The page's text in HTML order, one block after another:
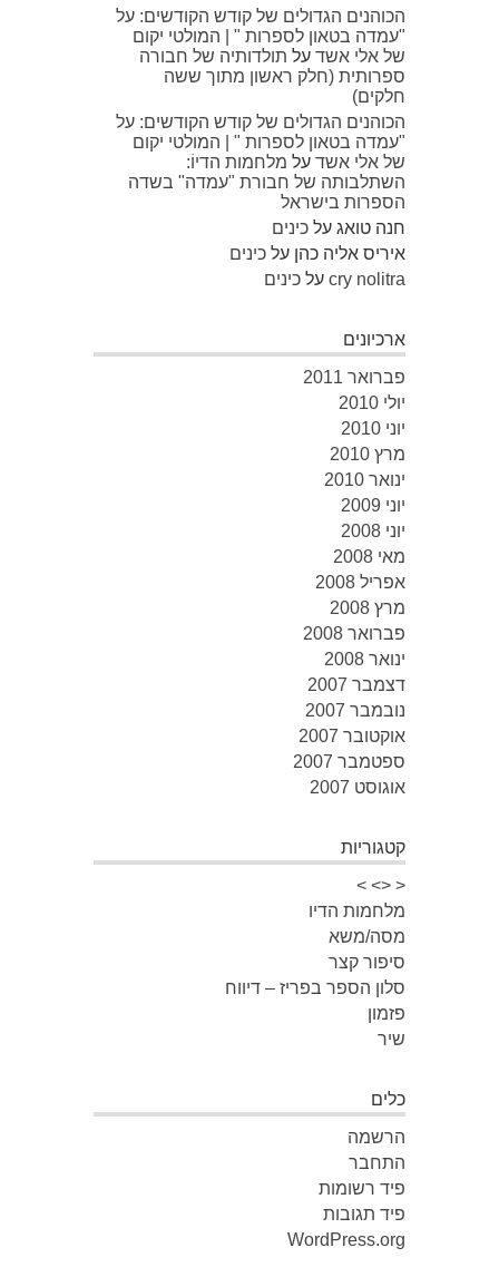
הכוהנים הגדולים של קודש הקודשים: על
"עמדה בטאון לספרות " | המולטי יקום
של אלי אשד על תולדותיה של חבורה
ספרותית (חלק ראשון מתוך ששה
חלקים)
הכוהנים הגדולים של קודש הקודשים: על
"עמדה בטאון לספרות " | המולטי יקום
של אלי אשד על מלחמות הדיוֹ:
השתלבותה של חבורת "עמדה" בשדה
הספרות בישראל
חנה טואג על כינים
איריס אליה כהן על כינים
cry nolitra על כינים
ארכיונים
פברואר 2011
יולי 2010
יוני 2010
מרץ 2010
ינואר 2010
יוני 2009
יוני 2008
מאי 2008
אפריל 2008
מרץ 2008
פברואר 2008
ינואר 2008
דצמבר 2007
נובמבר 2007
אוקטובר 2007
ספטמבר 2007
אוגוסט 2007
קטגוריות
< <> >
מלחמות הדיו
מסה/משא
סיפור קצר
סלון הספר בפריז – דיווח
פזמון
שיר
כלים
הרשמה
התחבר
פיד רשומות
פיד תגובות
WordPress.org